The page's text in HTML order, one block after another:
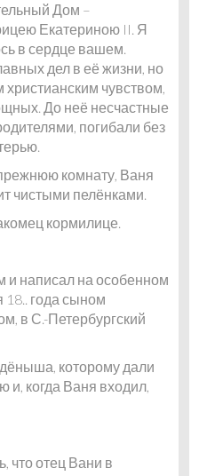
Дом –
Екатериною II. Я
в сердце вашем.
дел в её жизни, но
чувством,
До неё несчастные
погибали без
комнату, Ваня
чистыми пелёнками.
кормилице.
и написал на особенном
18.. года сыном
в С.-Петербургский
которому дали
и, когда Ваня входил,
что отец Вани в